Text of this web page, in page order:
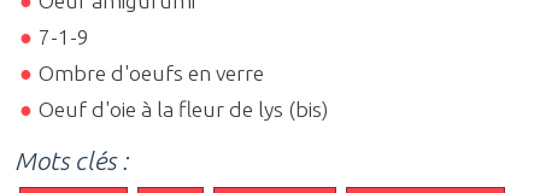
7-1-9
Ombre d'oeufs en verre
Oeuf d'oie à la fleur de lys (bis)
Mots clés :